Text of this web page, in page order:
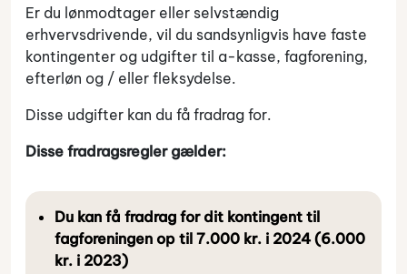
Er du lønmodtager eller selvstændig
erhvervsdrivende, vil du sandsynligvis have faste
kontingenter og udgifter til a-kasse, fagforening,
efterløn og / eller fleksydelse.
Disse udgifter kan du få fradrag for.
Disse fradragsregler gælder:
Du kan få fradrag for dit kontingent til
fagforeningen op til 7.000 kr. i 2024 (6.000
kr. i 2023)